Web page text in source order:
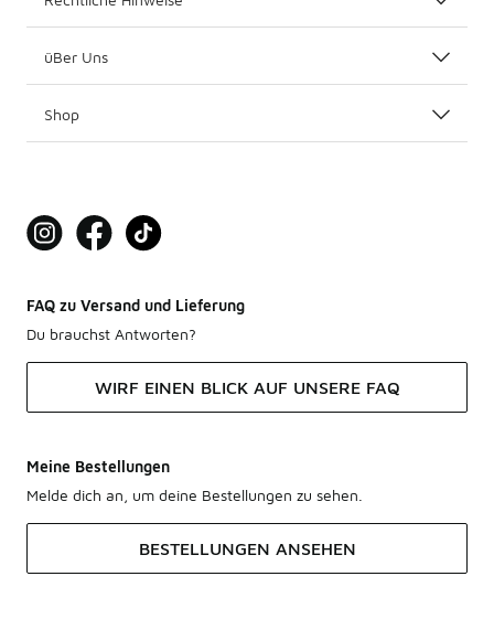
üBer Uns
Shop
FAQ zu Versand und Lieferung
Du brauchst Antworten?
WIRF EINEN BLICK AUF UNSERE FAQ
Meine Bestellungen
Melde dich an, um deine Bestellungen zu sehen.
BESTELLUNGEN ANSEHEN